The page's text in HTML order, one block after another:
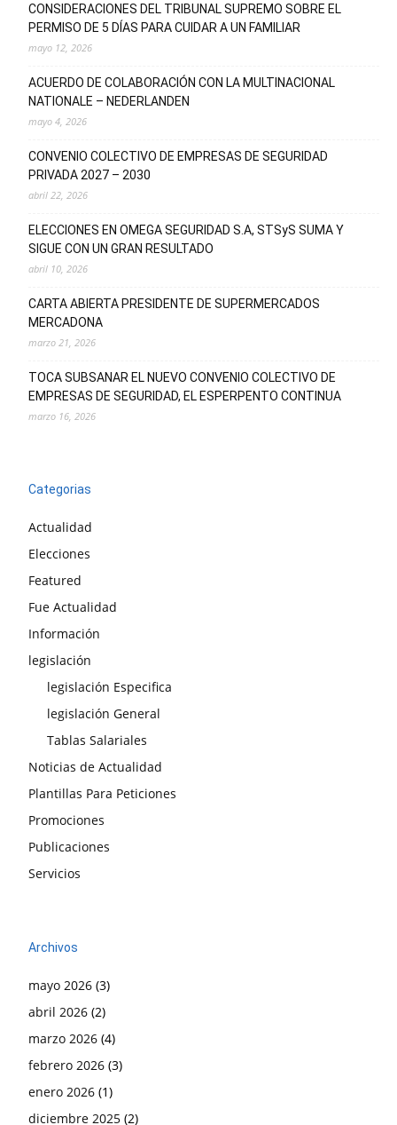
CONSIDERACIONES DEL TRIBUNAL SUPREMO SOBRE EL
PERMISO DE 5 DÍAS PARA CUIDAR A UN FAMILIAR
mayo 12, 2026
ACUERDO DE COLABORACIÓN CON LA MULTINACIONAL
NATIONALE – NEDERLANDEN
mayo 4, 2026
CONVENIO COLECTIVO DE EMPRESAS DE SEGURIDAD
PRIVADA 2027 – 2030
abril 22, 2026
ELECCIONES EN OMEGA SEGURIDAD S.A, STSyS SUMA Y
SIGUE CON UN GRAN RESULTADO
abril 10, 2026
CARTA ABIERTA PRESIDENTE DE SUPERMERCADOS
MERCADONA
marzo 21, 2026
TOCA SUBSANAR EL NUEVO CONVENIO COLECTIVO DE
EMPRESAS DE SEGURIDAD, EL ESPERPENTO CONTINUA
marzo 16, 2026
Categorias
Actualidad
Elecciones
Featured
Fue Actualidad
Información
legislación
legislación Especifica
legislación General
Tablas Salariales
Noticias de Actualidad
Plantillas Para Peticiones
Promociones
Publicaciones
Servicios
Archivos
mayo 2026 (3)
abril 2026 (2)
marzo 2026 (4)
febrero 2026 (3)
enero 2026 (1)
diciembre 2025 (2)